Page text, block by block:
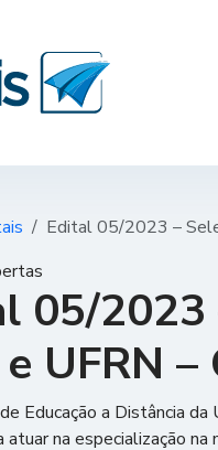
Edital 05/2023 –
05/2023
UFRN –
Educação a Distância
atuar na especialização